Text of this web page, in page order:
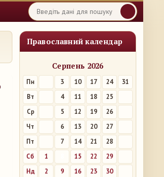
Православний календар
Серпень 2026
Пн 3 10 17 24
31
Вт
4 11 18
25
Ср
5 12 19
26
Чт
6 13 20
27
Пт
7 14 21
28
Сб
1 15 22
29
Нд
2 9 16 23 30